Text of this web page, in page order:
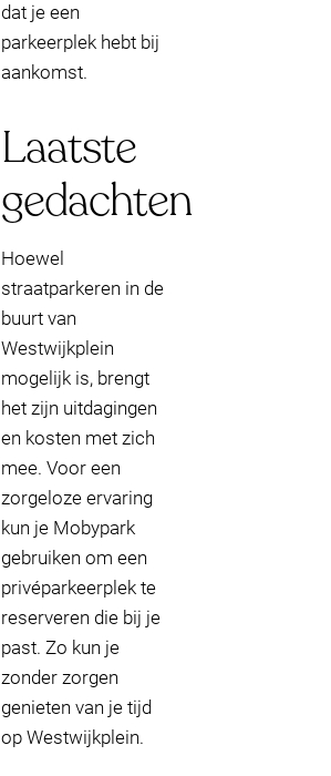
dat je een
parkeerplek hebt bij
aankomst.
Laatste
gedachten
Hoewel
straatparkeren in de
buurt van
Westwijkplein
mogelijk is, brengt
het zijn uitdagingen
en kosten met zich
mee. Voor een
zorgeloze ervaring
kun je Mobypark
gebruiken om een
privéparkeerplek te
reserveren die bij je
past. Zo kun je
zonder zorgen
genieten van je tijd
op Westwijkplein.